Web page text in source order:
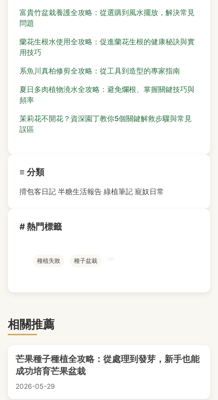
富貴竹盆栽養護全攻略：從選購到風水擺放，解決常見
問題
蘭花生根水使用全攻略：促進蘭花生根的健康秘訣與實
用技巧
系魚川真柏修剪全攻略：從工具到造型的專家指南
夏日多肉植物澆水全攻略：避免爛根、掌握關鍵技巧與
頻率
茉莉花不開花？資深園丁教你5個關鍵解救步驟與常見
誤區
≡ 分類
揹包客日記 半糖生活報告 綠植筆記 寵奴日常
# 熱門標籤
種植失敗 種子盆栽
相關推薦
芒果種子種植全攻略：從處理到發芽，新手也能
成功培育芒果盆栽
2026-05-29